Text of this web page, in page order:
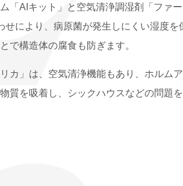
「AIキット」と空気清浄調湿剤「ファ
せにより、病原菌が発生しにくい湿度を
で構造体の腐食も防ぎます。
カ」は、空気清浄機能もあり、ホルム
質を吸着し、シックハウスなどの問題